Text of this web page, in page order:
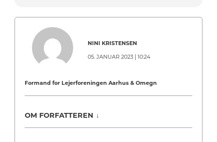
NINI KRISTENSEN
05. JANUAR 2023 | 10:24
Formand for Lejerforeningen Aarhus & Omegn
OM FORFATTEREN ↓